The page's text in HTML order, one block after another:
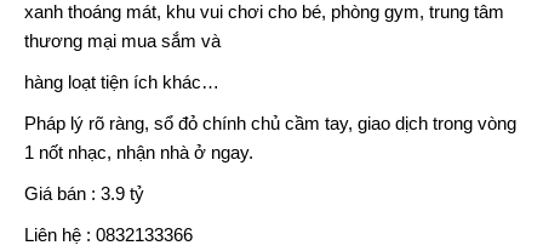
xanh thoáng mát, khu vui chơi cho bé, phòng gym, trung tâm
thương mại mua sắm và
hàng loạt tiện ích khác…
Pháp lý rõ ràng, sổ đỏ chính chủ cầm tay, giao dịch trong vòng
1 nốt nhạc, nhận nhà ở ngay.
Giá bán : 3.9 tỷ
Liên hệ : 0832133366